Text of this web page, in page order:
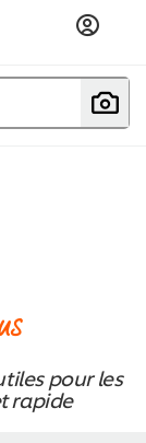
pour les
rapide